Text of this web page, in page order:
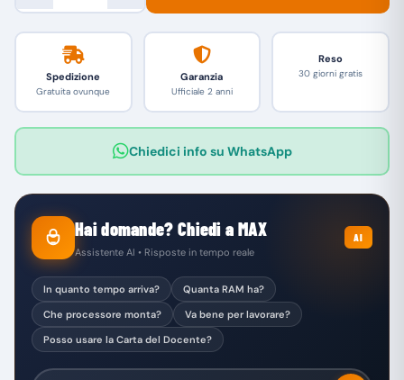
Spedizione
Gratuita ovunque
Garanzia
Ufficiale 2 anni
Reso
30 giorni gratis
Chiedici info su WhatsApp
Hai domande? Chiedi a MAX
Assistente AI • Risposte in tempo reale
AI
In quanto tempo arriva?
Quanta RAM ha?
Che processore monta?
Va bene per lavorare?
Posso usare la Carta del Docente?